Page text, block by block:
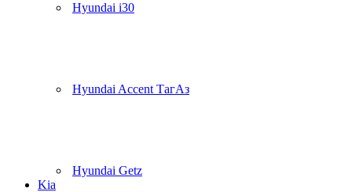
Hyundai i30
Hyundai Accent ТагАз
Hyundai Getz
Kia